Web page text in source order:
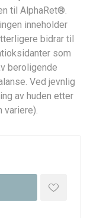
til AlphaRet®.
inneholder
bidrar til
som
beroligende
Ved jevnlig
av huden etter
variere).